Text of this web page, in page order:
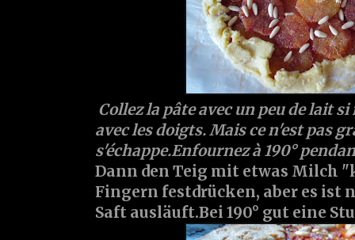
Collez la pâte avec un peu de lait
avec les doigts. Mais ce n'est pas
s'échappe.Enfournez à 190°
Dann den Teig mit etwas Milch
Fingern festdrücken, aber es ist
Saft ausläuft.Bei 190° gut eine